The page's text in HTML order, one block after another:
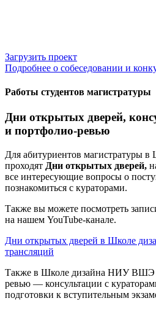
Загрузить проект
Подробнее о собеседовании и
Работы студентов магистратуры
Дни открытых дверей,
и портфолио-ревью
Для абитуриентов
проходят Дни открытых дверей,
все интересующие вопросы о
познакомиться с кураторами.
Также вы можете посмотреть
на нашем YouTube-канале.
Дни открытых дверей в Школе
трансляций
Также в Школе дизайна НИУ ВШЭ
ревью — консультации с
подготовки к вступительным